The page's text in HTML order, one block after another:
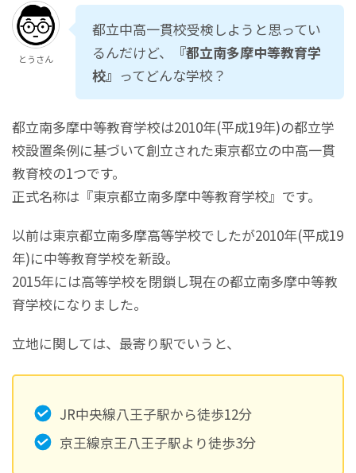
とうさん
都立中高一貫校受検しようと思ってい
るんだけど、
『都立南多摩中等教育学
校』 ってどんな学校？
都立南多摩中等教育学校は2010年(平成19年)の都立学
校設置条例に基づいて創立された東京都立の中高一貫
教育校の1つです。
正式名称は『東京都立南多摩中等教育学校』です。
以前は東京都立南多摩高等学校でしたが2010年(平成19
年)に中等教育学校を新設。
2015年には高等学校を閉鎖し現在の都立南多摩中等教
育学校になりました。
立地に関しては、最寄り駅でいうと、
JR中央線八王子駅から徒歩12分
京王線京王八王子駅より徒歩3分